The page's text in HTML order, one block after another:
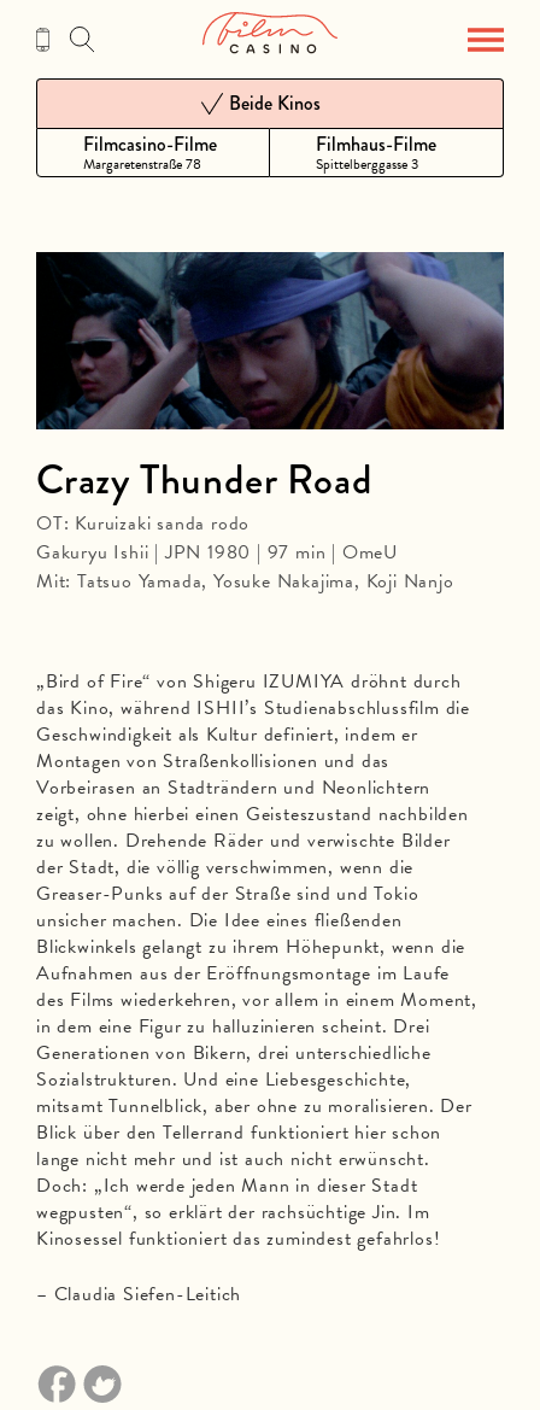
Inhalt
Filmcasino-Filme
Margaretenstraße 78
Beide Kinos
Filmhaus-Filme
Spittelberggasse 3
„Bird of Fire“ von Shigeru IZUMIYA dröhnt durch
das Kino, während ISHII’s Studienabschlussfilm die
Geschwindigkeit als Kultur definiert, indem er
Montagen von Straßenkollisionen und das
Vorbeirasen an Stadträndern und Neonlichtern
zeigt, ohne hierbei einen Geisteszustand nachbilden
zu wollen. Drehende Räder und verwischte Bilder
der Stadt, die völlig verschwimmen, wenn die
Greaser-Punks auf der Straße sind und Tokio
unsicher machen. Die Idee eines fließenden
Blickwinkels gelangt zu ihrem Höhepunkt, wenn die
Aufnahmen aus der Eröffnungsmontage im Laufe
des Films wiederkehren, vor allem in einem Moment,
in dem eine Figur zu halluzinieren scheint. Drei
Generationen von Bikern, drei unterschiedliche
Sozialstrukturen. Und eine Liebesgeschichte,
mitsamt Tunnelblick, aber ohne zu moralisieren. Der
Blick über den Tellerrand funktioniert hier schon
lange nicht mehr und ist auch nicht erwünscht.
Doch: „Ich werde jeden Mann in dieser Stadt
wegpusten“, so erklärt der rachsüchtige Jin. Im
Kinosessel funktioniert das zumindest gefahrlos!
– Claudia Siefen-Leitich
Crazy Thunder Road
OT: Kuruizaki sanda rodo
Gakuryu Ishii | JPN 1980 | 97 min | OmeU
Mit: Tatsuo Yamada, Yosuke Nakajima, Koji Nanjo